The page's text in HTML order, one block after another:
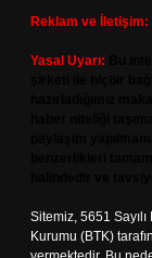
Reklam ve İletişim:
Yasal Uyarı:
Sitemiz, 5651
Kurumu (BTK)